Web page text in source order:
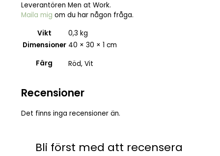
Leverantören Men at Work.
Maila mig om du har någon fråga.
Vikt
0,3 kg
Dimensioner 40 × 30 × 1 cm
Färg
Röd, Vit
Recensioner
Det finns inga recensioner än.
Bli först med att recensera